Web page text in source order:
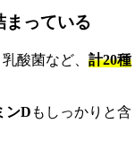
まっている
酸菌など、 計20種
ンD もしっかりと含